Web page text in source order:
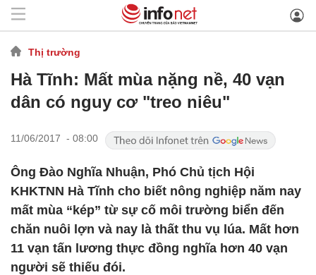
Thị trường
Hà Tĩnh: Mất mùa nặng nề, 40 vạn
dân có nguy cơ "treo niêu"
11/06/2017 - 08:00
Ông Đào Nghĩa Nhuận, Phó Chủ tịch Hội
KHKTNN Hà Tĩnh cho biết nông nghiệp năm nay
mất mùa “kép” từ sự cố môi trường biển đến
chăn nuôi lợn và nay là thất thu vụ lúa. Mất hơn
11 vạn tấn lương thực đồng nghĩa hơn 40 vạn
người sẽ thiếu đói.